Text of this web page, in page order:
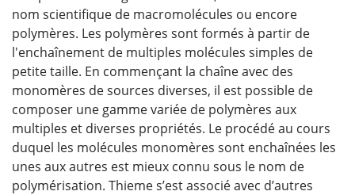
nom scientifique de macromolécules ou encore
polymères. Les polymères sont formés à partir de
l'enchaînement de multiples molécules simples de
petite taille. En commençant la chaîne avec des
monomères de sources diverses, il est possible de
composer une gamme variée de polymères aux
multiples et diverses propriétés. Le procédé au cours
duquel les molécules monomères sont enchaînées les
unes aux autres est mieux connu sous le nom de
polymérisation. Thieme s’est associé avec d’autres